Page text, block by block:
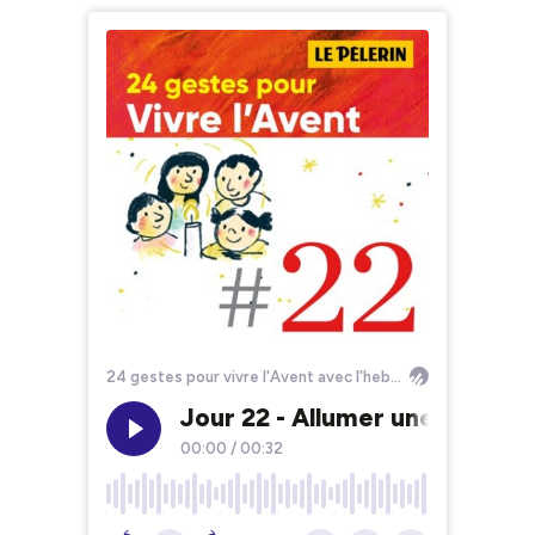
24 gestes pour vivre l'Avent avec l'hebdomadaire Le Pèlerin
Jour 22 - Allumer une
00:00 / 00:32